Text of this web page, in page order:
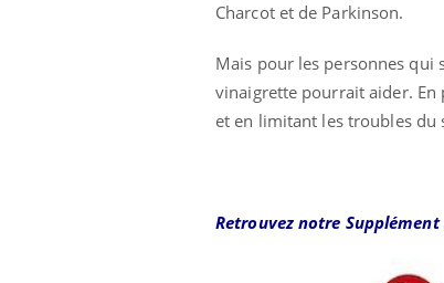
Charcot et de Parkinson.
Mais pour les personnes qui
vinaigrette pourrait aider. En
et en limitant les troubles du
Retrouvez notre Supplément